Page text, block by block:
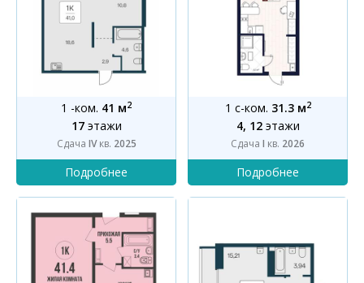
1 -ком. 41 м2
17этажи
Сдача IVкв. 2025
1 с-ком. 31.3 м2
4, 12этажи
Сдача I кв. 2026